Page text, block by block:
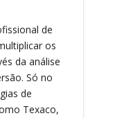
de
os
da análise
Só no
de
Texaco,